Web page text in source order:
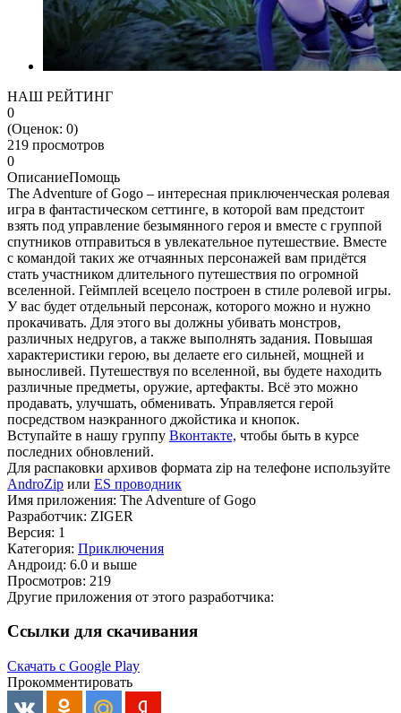
НАШ РЕЙТИНГ
0
(Оценок: 0)
219 просмотров
0
ОписаниеПомощь
The Adventure of Gogo – интересная приключенческая ролевая
игра в фантастическом сеттинге, в которой вам предстоит
взять под управление безымянного героя и вместе с группой
спутников отправиться в увлекательное путешествие. Вместе
с командой таких же отчаянных персонажей вам придётся
стать участником длительного путешествия по огромной
вселенной. Геймплей всецело построен в стиле ролевой игры.
У вас будет отдельный персонаж, которого можно и нужно
прокачивать. Для этого вы должны убивать монстров,
различных недругов, а также выполнять задания. Повышая
характеристики герою, вы делаете его сильней, мощней и
выносливей. Путешествуя по вселенной, вы будете находить
различные предметы, оружие, артефакты. Всё это можно
продавать, улучшать, обменивать. Управляется герой
посредством наэкранного джойстика и кнопок.
Вступайте в нашу группу Вконтакте, чтобы быть в курсе
последних обновлений.
Для распаковки архивов формата zip на телефоне используйте
AndroZip или ES проводник
Имя приложения: The Adventure of Gogo
Разработчик: ZIGER
Версия: 1
Категория: Приключения
Андроид: 6.0 и выше
Просмотров: 219
Другие приложения от этого разработчика:
Ссылки для скачивания
Скачать с Google Play
Прокомментировать